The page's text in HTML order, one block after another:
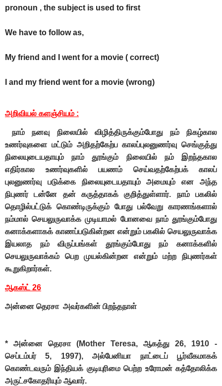
pronoun , the subject is used to first
We have to follow as,
My friend and I went for a movie ( correct)
I and my friend went for a movie (wrong)
அறிவியல் களஞ்சியம் :
நாம் நனவு நிலையில் விழித்திருக்கும்போது நம் நிகழ்கால
உணர்வுகளை மட்டும் அறிதற்கேற்ப காலப்புலனுணர்வு செங்குத்து
நிலையுடையதாயும் நாம் தூங்கும் நிலையில் நம் இறந்தகால
எதிர்கால உணர்வுகளில் பயணம் செய்வதற்கேற்பக் காலப்
புலனுணர்வு படுக்கை நிலையுடையதாயும் அமையும் என அந்த
நிபுணர் டன்னே தன் கருத்தாகக் குறித்துள்ளார். நாம் பகலில்
தொழில்பட்டுக் கொண்டிருக்கும் போது பல்வேறு காரணங்களால்
நம்மால் செயலுருவாக்க முடியாமல் போனவை நாம் தூங்கும்போது
கனாக்களாகக் காணப்படுகின்றன என்றும் பகலில் செயலுருவாக்க
இயலாத நம் விருப்பங்கள் தூங்கும்போது நம் கனாக்களில்
செயலுருவாக்கம் பெற முயல்கின்றன என்றும் மற்ற நிபுணர்கள்
கூறுகிறார்கள்.
ஆகஸ்ட் 26
அன்னை தெரசா அவர்களின் பிறந்தநாள்
* அன்னை தெரசா (Mother Teresa, ஆகத்து 26, 1910 -
செப்டம்பர் 5, 1997), அல்பேனியா நாட்டைப் பூர்வீகமாகக்
கொண்டவரும் இந்தியக் குடியுரிமை பெற்ற உரோமன் கத்தோலிக்க
அருட்சகோதரியும் ஆவார்.